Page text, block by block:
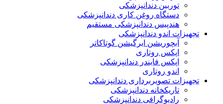
توربین دندانپزشکی
دستگاه روغن کاری دندانپزشکی
هندپیس دندانپزشکی مستقیم
تجهیزات اندو دندانپزشکی
آبچوریشن ایرگیشن گوتاکاتر
اپکس روتاری
اپکس فایندر دندانپزشکی
اندو روتاری
تجهیزات تصویربرداری دندانپزشکی
تاریکخانه دندانپزشکی
رادیوگرافی دندانپزشکی